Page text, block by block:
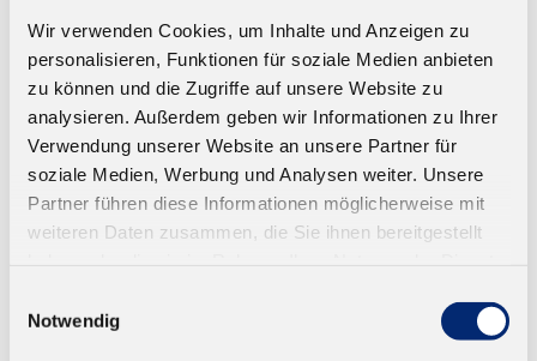
Wir verwenden Cookies, um Inhalte und Anzeigen zu
personalisieren, Funktionen für soziale Medien anbieten
zu können und die Zugriffe auf unsere Website zu
analysieren. Außerdem geben wir Informationen zu Ihrer
Verwendung unserer Website an unsere Partner für
soziale Medien, Werbung und Analysen weiter. Unsere
Partner führen diese Informationen möglicherweise mit
weiteren Daten zusammen, die Sie ihnen bereitgestellt
Notwendig